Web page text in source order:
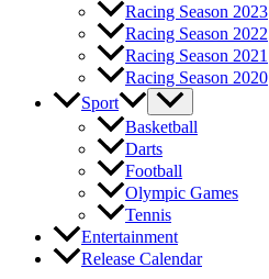
Racing Season 2023
Racing Season 2022
Racing Season 2021
Racing Season 2020
Sport
Basketball
Darts
Football
Olympic Games
Tennis
Entertainment
Release Calendar